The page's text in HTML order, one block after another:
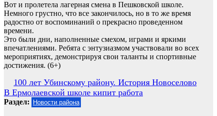
Вот и пролетела лагерная смена в Пешковской школе.
Немного грустно, что все закончилось, но в то же время
радостно от воспоминаний о прекрасно проведенном
времени.
Это были дни, наполненные смехом, играми и яркими
впечатлениями. Ребята с энтузиазмом участвовали во всех
мероприятиях, демонстрируя свои таланты и спортивные
достижения. (6+)
Навигация
по
записям
100 лет Убинскому району. История Новоселово
В Ермолаевской школе кипит работа
Раздел: Новости района